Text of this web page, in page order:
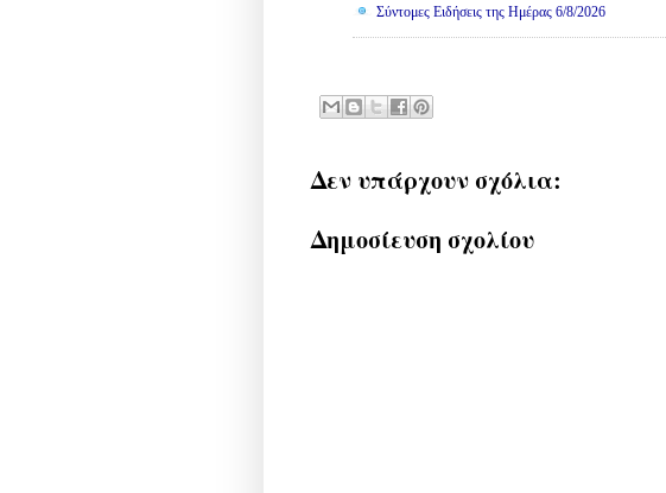
Σύντομες Ειδήσεις της Ημέρας 6/8/2026
Δεν υπάρχουν σχόλια:
Δημοσίευση σχολίου